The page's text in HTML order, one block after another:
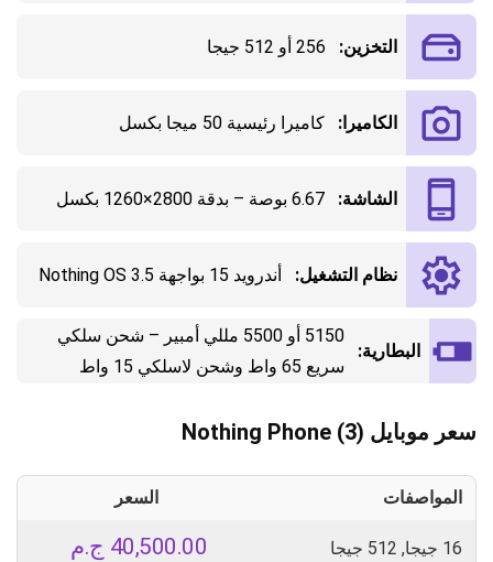
التخزين: 256 أو 512 جيجا
الكاميرا: كاميرا رئيسية 50 ميجا بكسل
الشاشة: 6.67 بوصة – بدقة 2800×1260 بكسل
نظام التشغيل: أندرويد 15 بواجهة Nothing OS 3.5
البطارية:
5150 أو 5500 مللي أمبير – شحن سلكي
سريع 65 واط وشحن لاسلكي 15 واط
سعر موبايل Nothing Phone (3)
المواصفات السعر
16 جيجا, 512 جيجا ج.م 40,500.00